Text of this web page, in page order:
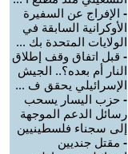
- الإفراج عن السفيرة
الأوكرانية السابقة في
الولايات المتحدة بك ...
- قبل اتفاق وقف إطلاق
النار أم بعده؟.. الجيش
الإسرائيلي يحقق ف ...
- حزب اليسار يسحب
رسائل الدعم الموجهة
إلى سجناء فلسطينيين
- مقتل جنديين